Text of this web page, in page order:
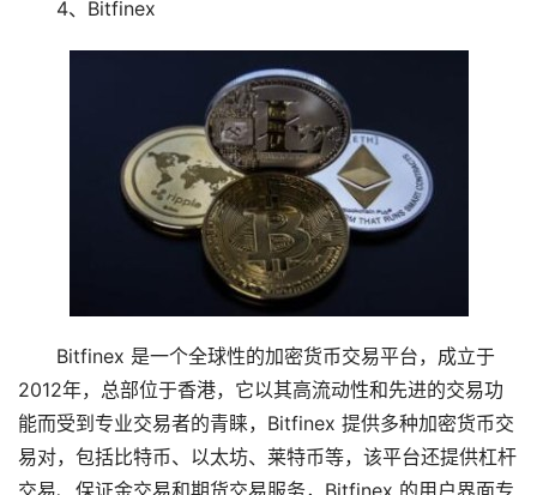
4、Bitfinex
Bitfinex 是一个全球性的加密货币交易平台，成立于
2012年，总部位于香港，它以其高流动性和先进的交易功
能而受到专业交易者的青睐，Bitfinex 提供多种加密货币交
易对，包括比特币、以太坊、莱特币等，该平台还提供杠杆
交易、保证金交易和期货交易服务，Bitfinex 的用户界面专